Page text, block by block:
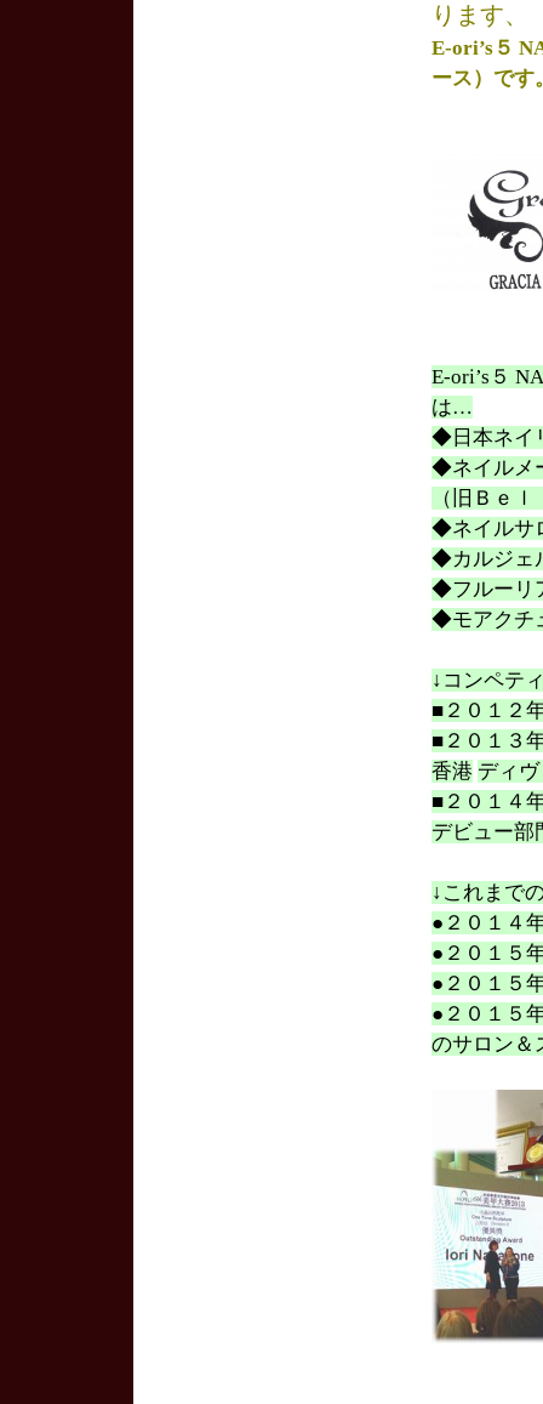
ります、
E-ori’s５
ース）です
E-ori’s５
は…
◆日本ネイ
◆ネイルメ
（旧Ｂｅ
◆ネイルサ
◆カルジェ
◆フルーリ
◆モアクチ
↓コンペテ
■２０１２
■２０１
香港 ディ
■２０１４
デビュー
↓これまで
●２０１４
●２０１５
●２０１５
●２０１５
のサロン＆